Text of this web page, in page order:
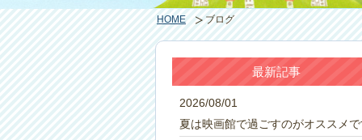
HOME ブログ
最新記事
2026/08/01
夏は映画館で過ごすのがオススメ